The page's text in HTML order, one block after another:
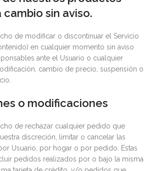
sin aviso.
de modificar o discontinuar el Servicio
en cualquier momento sin aviso
ante el Usuario o cualquier
cambio de precio, suspensión o
o modificaciones
de rechazar cualquier pedido que
discreción, limitar o cancelar las
Usuario, por hogar o por pedido. Estas
pedidos realizados por o bajo la misma